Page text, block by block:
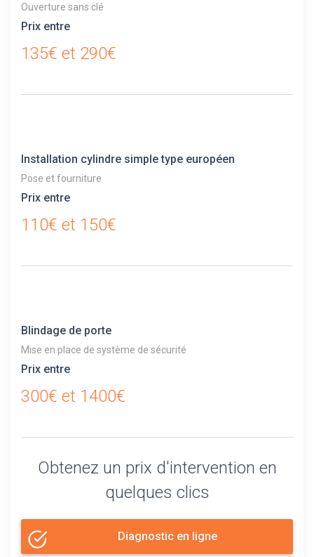
Ouverture sans clé
Prix entre
135€ et 290€
Installation cylindre simple type européen
Pose et fourniture
Prix entre
110€ et 150€
Blindage de porte
Mise en place de système de sécurité
Prix entre
300€ et 1400€
Obtenez un prix d'intervention en
quelques clics
Diagnostic en ligne